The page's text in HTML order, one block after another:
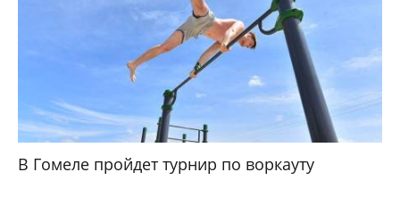
В Гомеле пройдет турнир по воркауту